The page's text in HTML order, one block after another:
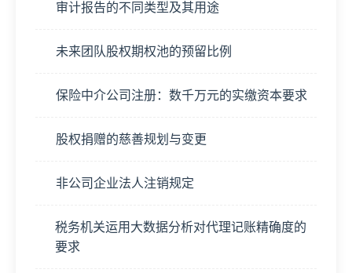
审计报告的不同类型及其用途
未来团队股权期权池的预留比例
保险中介公司注册：数千万元的实缴资本要求
股权捐赠的慈善规划与变更
非公司企业法人注销规定
税务机关运用大数据分析对代理记账精确度的
要求